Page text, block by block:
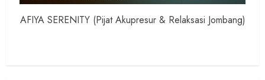
AFIYA SERENITY (Pijat Akupresur & Relaksasi Jombang)